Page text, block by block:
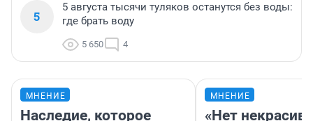
5
5 августа тысячи туляков останутся без воды:
где брать воду
5 650 4
МНЕНИЕ
Наследие, которое
МНЕНИЕ
«Нет